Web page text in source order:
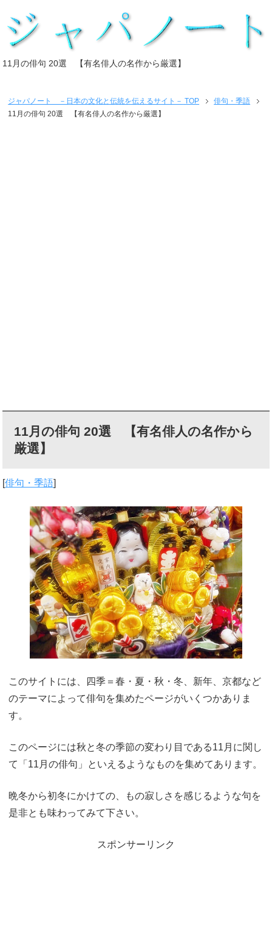
11月の俳句 20選 【有名俳人の名作から厳選】
ジャパノート －日本の文化と伝統を伝えるサイト－ TOP
俳句・季語
11月の俳句 20選 【有名俳人の名作から厳選】
11月の俳句 20選 【有名俳人の名作から
厳選】
[俳句・季語]
このサイトには、四季＝春・夏・秋・冬、新年、京都など
のテーマによって俳句を集めたページがいくつかありま
す。
このページには秋と冬の季節の変わり目である11月に関し
て「11月の俳句」といえるようなものを集めてあります。
晩冬から初冬にかけての、もの寂しさを感じるような句を
是非とも味わってみて下さい。
スポンサーリンク